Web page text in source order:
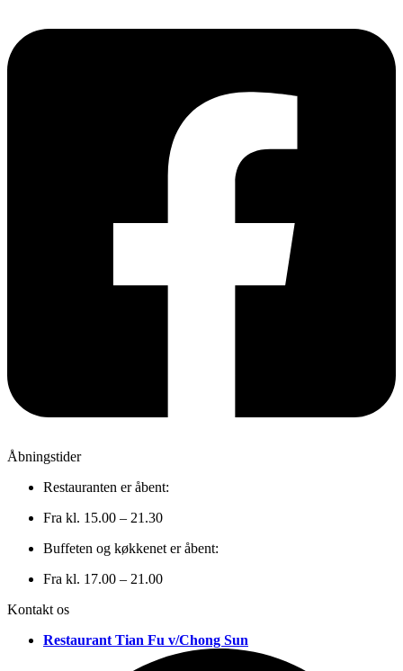
Åbningstider
Restauranten er åbent:
Fra kl. 15.00 – 21.30
Buffeten og køkkenet er åbent:
Fra kl. 17.00 – 21.00
Kontakt os
Restaurant Tian Fu v/Chong Sun